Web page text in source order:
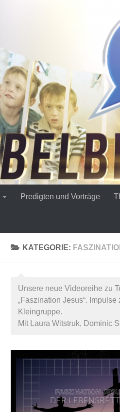
Predigten und Vorträge
KATEGORIE:
Unsere neue Videoreihe zu
„Faszination Jesus“.
Kleingruppe.
Mit Laura Witstruk, Dominic